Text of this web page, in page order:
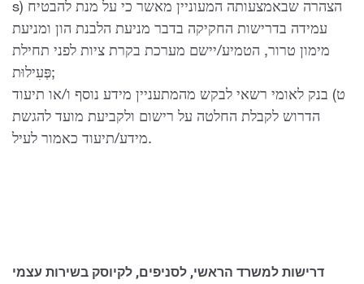
s) הצהרה שבאמצעותה המעוניין מאשר כי על מנת להבטיח
עמידה בדרישות החקיקה בדבר מניעת הלבנת הון ומניעת
מימון טרור, הטמיע/יישם מערכת בקרת ציות לפני תחילת
פְּעִילוּת;
ט) בנק לאומי רשאי לבקש מהמתעניין מידע נוסף ו/או תיעוד
הדרוש לקבלת החלטה על רישום ולקביעת מועד להגשת
מידע/תיעוד כאמור לעיל.
דרישות למשרד הראשי, לסניפים, לקיוסק בשירות עצמי